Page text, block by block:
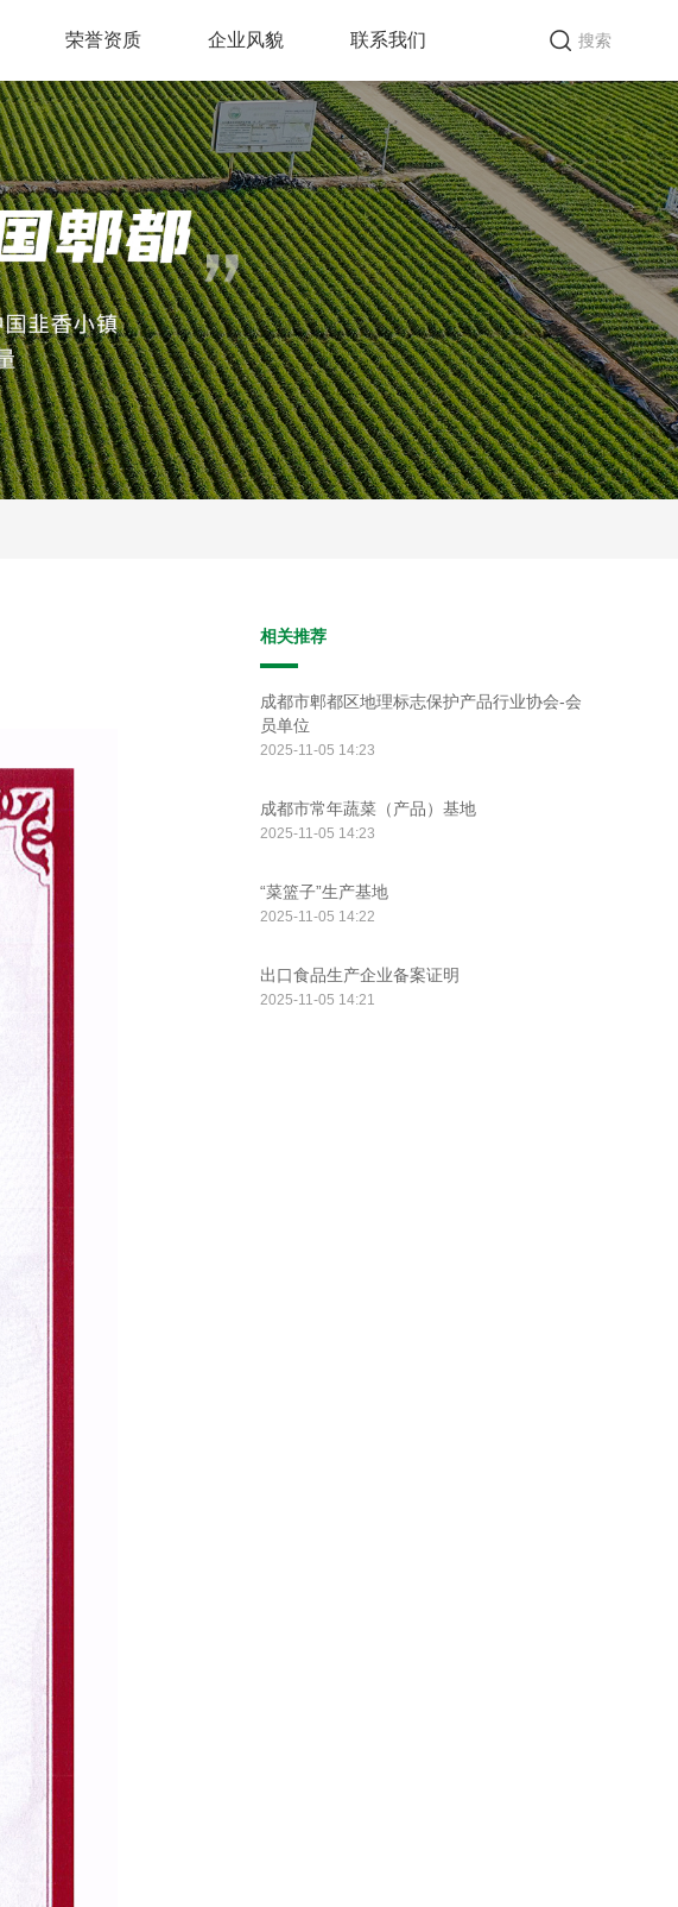
荣誉资质 企业风貌 联系我们 搜索
相关推荐
成都市郫都区地理标志保护产品行业协会-会
员单位
2025-11-05 14:23
成都市常年蔬菜（产品）基地
2025-11-05 14:23
“菜篮子”生产基地
2025-11-05 14:22
出口食品生产企业备案证明
2025-11-05 14:21